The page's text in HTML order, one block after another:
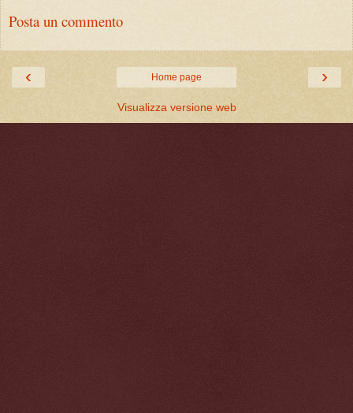
Posta un commento
‹ ›
Home page
Visualizza versione web